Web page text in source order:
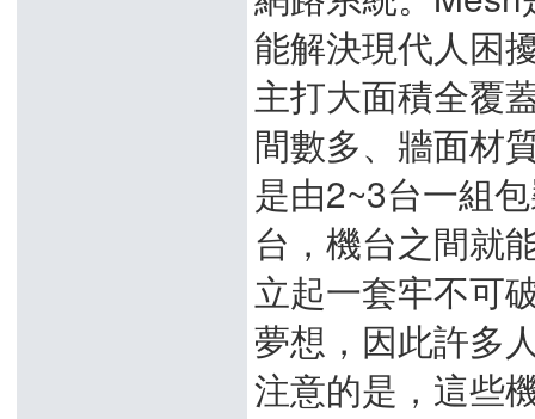
能解決現代人困
主打大面積全覆
間數多、牆面材
是由2~3台一組
台，機台之間就
立起一套牢不可
夢想，因此許多
注意的是，這些